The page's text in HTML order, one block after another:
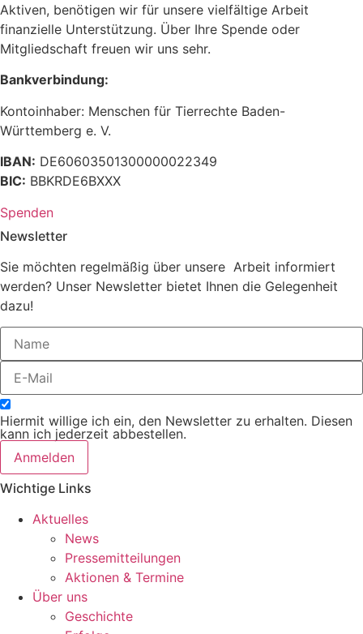
Aktiven, benötigen wir für unsere vielfältige Arbeit
finanzielle Unterstützung. Über Ihre Spende oder
Mitgliedschaft freuen wir uns sehr.
Bankverbindung:
Kontoinhaber: Menschen für Tierrechte Baden-
Württemberg e. V.
IBAN: DE60603501300000022349
BIC: BBKRDE6BXXX
Spenden
Newsletter
Sie möchten regelmäßig über unsere Arbeit informiert
werden? Unser Newsletter bietet Ihnen die Gelegenheit
dazu!
Hiermit willige ich ein, den Newsletter zu erhalten. Diesen
kann ich jederzeit abbestellen.
Anmelden
Wichtige Links
Aktuelles
News
Pressemitteilungen
Aktionen & Termine
Über uns
Geschichte